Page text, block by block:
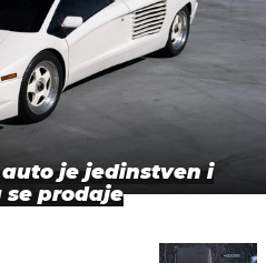
je jedinstven i
se prodaje